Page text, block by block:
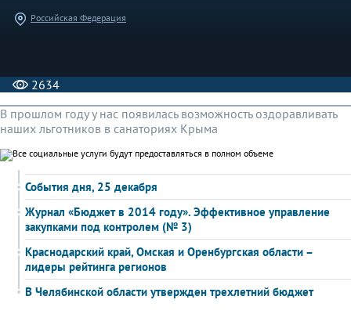
Российская Федерация
2634
В прошлом году у нас появилась возможность оздоравливать
наших льготников в санаториях Крыма
События дня, 25 декабря
Журнал «Бюджет в 2014 году». Эффективное управление
закупками под контролем (№ 3)
Краснодарский край, Омская и Оренбургская области –
лидеры рейтинга регионов
В Челябинской области утвержден трехлетний бюджет